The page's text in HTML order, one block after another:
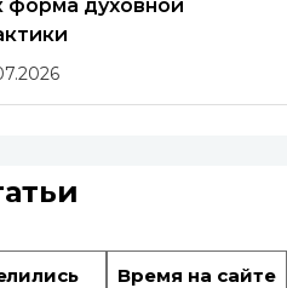
форма духовной
Время на сайте